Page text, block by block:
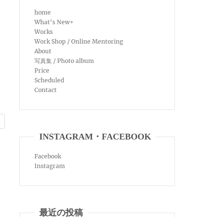
home
What’s New+
Works
Work Shop / Online Mentoring
About
写真集 / Photo album
Price
Scheduled
Contact
INSTAGRAM・FACEBOOK
Facebook
Instagram
最近の投稿